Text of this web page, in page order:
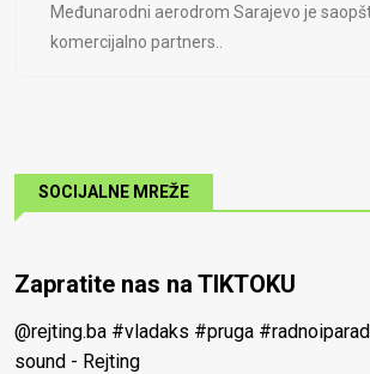
Međunarodni aerodrom Sarajevo je
komercijalno partners..
SOCIJALNE MREŽE
Zapratite nas na TIKTOKU
@rejting.ba #vladaks #pruga
sound - Rejting